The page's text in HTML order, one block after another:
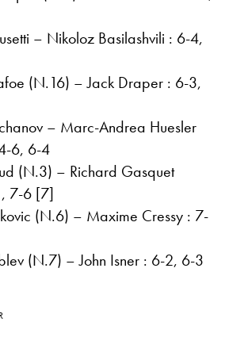
– Nikoloz Basilashvili : 6-4,
(N.16) – Jack Draper : 6-3,
– Marc-Andrea Huesler
6, 6-4
(N.3) – Richard Gasquet
7-6 [7]
(N.6) – Maxime Cressy : 7-
(N.7) – John Isner : 6-2, 6-3